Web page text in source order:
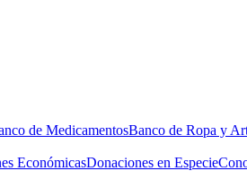
de MedicamentosBanco de Ropa y
EconómicasDonaciones en Especie